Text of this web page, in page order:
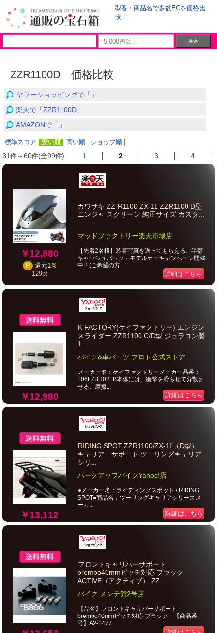
型番・商品名で多数ECを価格比
較！
ZZR1100D 価格比較
ヤフーショッピングで「」
楽天で「ZZR1100D」
AMAZONで「」
標準スコア 安い順 高い順 ショップ順
31件～60件(全99件) 1 2 3 4
￥12,980
P 還元1％
129pt
カワサキ ZZ-R1100 ZX-11 ZZR1100 D型
ニンジャ スクリーン 純正サイズ カスタ...
マッドファクトリー楽天市場店
【先着2名様】装着写真を送ってもらえる、半額
キャッシュバック・モデルカーキャンペーン開催
中！(ご希望の方...
詳細はこちら
￥12,980
K FACTORY(ケイファクトリー) エンジン
スライダー ZZR1100 C/D型 ジュラコン製
1...
バイク&車パーツ プロト公式ストア
メーカー名：ケイファクトリーメーカー品番：
106LZBH021B本体には、衝撃を滑らせて分散さ
せる、摩擦...
詳細はこちら
￥13,112
RIDING SPOT ZZR1100/ZX-11（D型）
キャリア・サポート ツーリングキャリア
シリ...
パークアップバイクYahoo!店
●メーカー名：ライディングスポット / RIDING
SPOT●商品名：ツーリングキャリアシリーズメ
ーカ...
詳細はこちら
フロントキャリパーサポート
brembo40mmピッチ対応 ブラック
ACTIVE（アクティブ） ZZ...
バイク メンテ館2号店
【品名】フロントキャリパーサポート
brembo40mmピッチ対応 ブラック 【商品番
号】A2-1477...